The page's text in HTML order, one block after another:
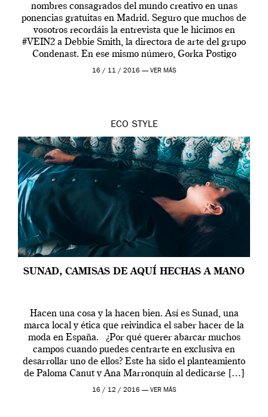
nombres consagrados del mundo creativo en unas
ponencias gratuitas en Madrid. Seguro que muchos de
vosotros recordáis la entrevista que le hicimos en
#VEIN2 a Debbie Smith, la directora de arte del grupo
Condenast. En ese mismo número, Gorka Postigo
fotografiaba la portada con Nono Vázquez, estilista […]
16 / 11 / 2016 — VER MÁS
ECO STYLE
SUNAD, CAMISAS DE AQUÍ HECHAS A MANO
Hacen una cosa y la hacen bien. Así es Sunad, una
marca local y ética que reivindica el saber hacer de la
moda en España. ¿Por qué querer abarcar muchos
campos cuando puedes centrarte en exclusiva en
desarrollar uno de ellos? Este ha sido el planteamiento
de Paloma Canut y Ana Marronquín al dedicarse […]
16 / 12 / 2016 — VER MÁS